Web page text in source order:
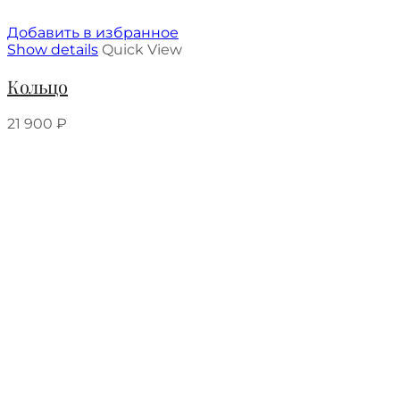
Добавить в избранное
Show details Quick View
Кольцо
21 900 ₽